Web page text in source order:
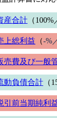
産合計 （
上総利益 （-%
売費及び一般
動負債合計 （
引前当期純利